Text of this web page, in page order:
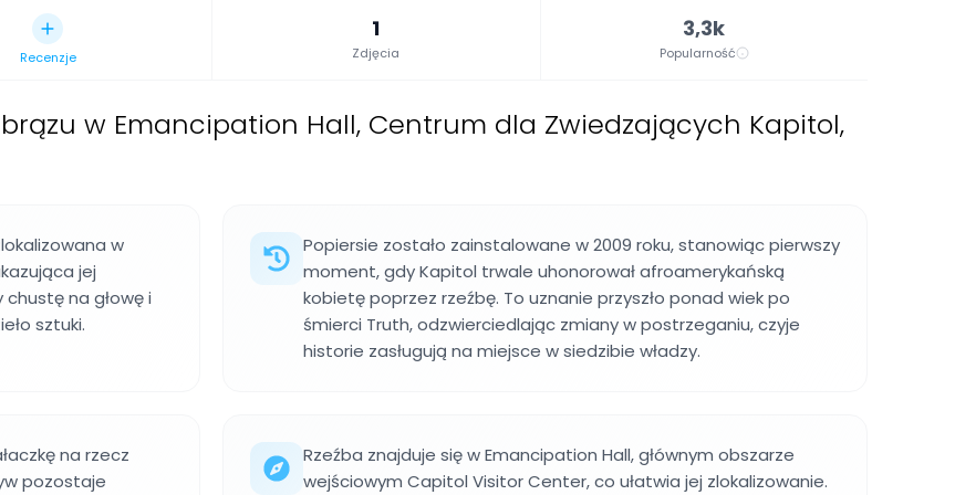
Recenzje
1
Zdjęcia
3,3k
Popularność
brązu w Emancipation Hall, Centrum dla Zwiedzających Kapitol,
w
jej
na głowę i
sztuki.
Popiersie zostało zainstalowane w 2009 roku, stanowiąc pierwszy
moment, gdy Kapitol trwale uhonorował afroamerykańską
kobietę poprzez rzeźbę. To uznanie przyszło ponad wiek po
śmierci Truth, odzwierciedlając zmiany w postrzeganiu, czyje
historie zasługują na miejsce w siedzibie władzy.
na rzecz
pozostaje
Rzeźba znajduje się w Emancipation Hall, głównym obszarze
wejściowym Capitol Visitor Center, co ułatwia jej zlokalizowanie.